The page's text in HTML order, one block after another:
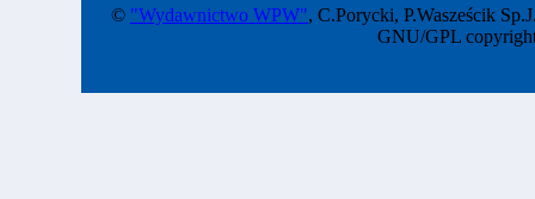
© "Wydawnictwo WPW", C.Porycki, P.Wasześcik
GNU/GPL